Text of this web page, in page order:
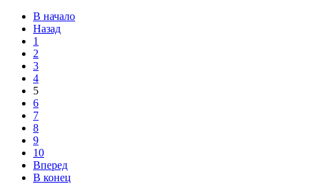
В начало
Назад
1
2
3
4
5
6
7
8
9
10
Вперед
В конец